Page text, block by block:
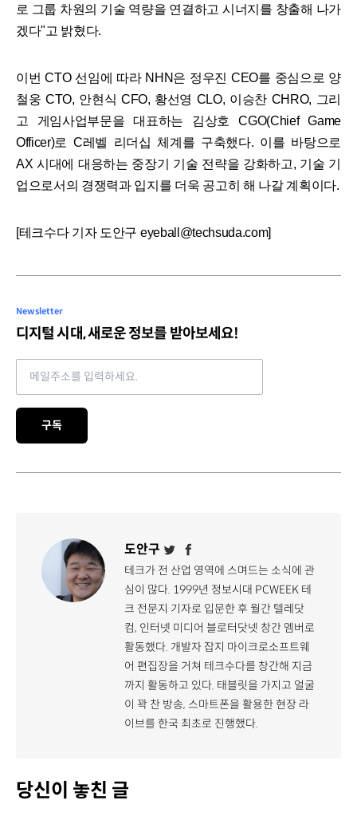
로 그룹 차원의 기술 역량을 연결하고 시너지를 창출해 나가
겠다"고 밝혔다.
이번 CTO 선임에 따라 NHN은 정우진 CEO를 중심으로 양
철웅 CTO, 안현식 CFO, 황선영 CLO, 이승찬 CHRO, 그리
고 게임사업부문을 대표하는 김상호 CGO(Chief Game
Officer)로 C레벨 리더십 체계를 구축했다. 이를 바탕으로
AX 시대에 대응하는 중장기 기술 전략을 강화하고, 기술 기
업으로서의 경쟁력과 입지를 더욱 공고히 해 나갈 계획이다.
[테크수다 기자 도안구 eyeball@techsuda.com]
Newsletter
디지털 시대, 새로운 정보를 받아보세요!
Email address
구독
도안구
테크가 전 산업 영역에 스며드는 소식에 관
심이 많다. 1999년 정보시대 PCWEEK 테
크 전문지 기자로 입문한 후 월간 텔레닷
컴, 인터넷 미디어 블로터닷넷 창간 멤버로
활동했다. 개발자 잡지 마이크로소프트웨
어 편집장을 거쳐 테크수다를 창간해 지금
까지 활동하고 있다. 태블릿을 가지고 얼굴
이 꽉 찬 방송, 스마트폰을 활용한 현장 라
이브를 한국 최초로 진행했다.
당신이 놓친 글